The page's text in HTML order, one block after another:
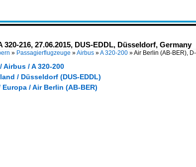
216, 27.06.2015, DUS-EDDL, Düsseldorf, Germany
» Passagierflugzeuge »Airbus »A 320-200 »Air Berlin (AB-BER),
Airbus / A 320-200
/ Düsseldorf (DUS-EDDL)
/ Air Berlin (AB-BER)